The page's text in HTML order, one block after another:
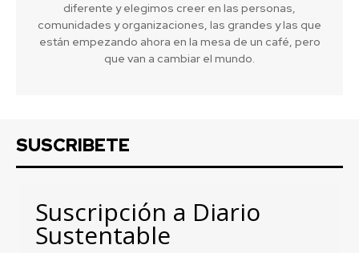
diferente y elegimos creer en las personas,
comunidades y organizaciones, las grandes y las que
están empezando ahora en la mesa de un café, pero
que van a cambiar el mundo.
SUSCRIBETE
Suscripción a Diario
Sustentable